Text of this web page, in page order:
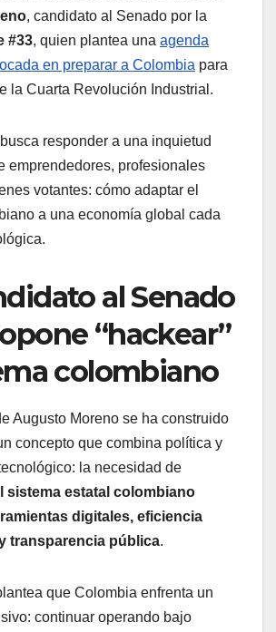
, candidato al Senado por la
#33, quien plantea una agenda
en preparar a Colombia para
la Cuarta Revolución Industrial.
responder a una inquietud
emprendedores, profesionales
votantes: cómo adaptar el
a una economía global cada
al Senado
“hackear”
colombiano
Augusto Moreno se ha construido
concepto que combina política y
la necesidad de
sistema estatal colombiano
digitales, eficiencia
transparencia pública.
que Colombia enfrenta un
continuar operando bajo